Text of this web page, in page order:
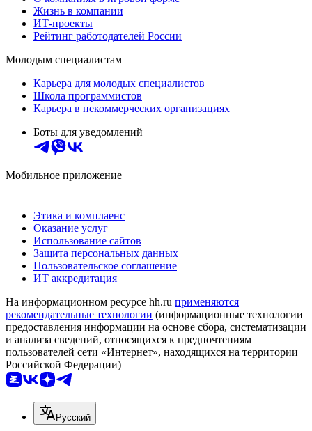
Жизнь в компании
ИТ-проекты
Рейтинг работодателей России
Молодым специалистам
Карьера для молодых специалистов
Школа программистов
Карьера в некоммерческих организациях
Боты для уведомлений
Мобильное приложение
Этика и комплаенс
Оказание услуг
Использование сайтов
Защита персональных данных
Пользовательское соглашение
ИТ аккредитация
На информационном ресурсе hh.ru применяются
рекомендательные технологии (информационные технологии
предоставления информации на основе сбора, систематизации
и анализа сведений, относящихся к предпочтениям
пользователей сети «Интернет», находящихся на территории
Российской Федерации)
Русский